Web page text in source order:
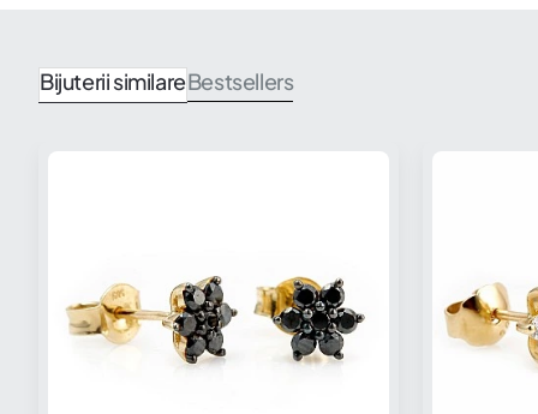
Bijuterii similareBestsellers